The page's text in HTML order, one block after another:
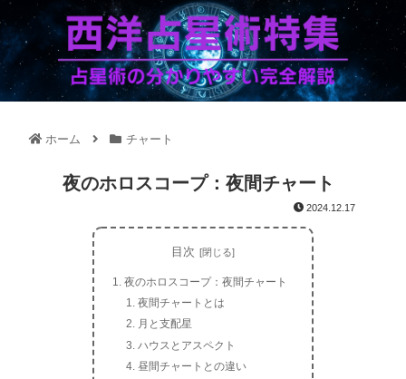
ホーム チャート
夜のホロスコープ：夜間チャート
2024.12.17
目次
夜のホロスコープ：夜間チャート
夜間チャートとは
月と支配星
ハウスとアスペクト
昼間チャートとの違い